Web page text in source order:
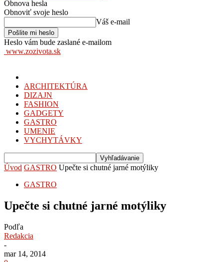
Obnova hesla
Obnoviť svoje heslo
Váš e-mail
Heslo vám bude zaslané e-mailom
www.zozivota.sk
ARCHITEKTÚRA
DIZAJN
FASHION
GADGETY
GASTRO
UMENIE
VYCHYTÁVKY
Úvod GASTRO Upečte si chutné jarné motýliky
GASTRO
Upečte si chutné jarné motýliky
Podľa
Redakcia
-
mar 14, 2014